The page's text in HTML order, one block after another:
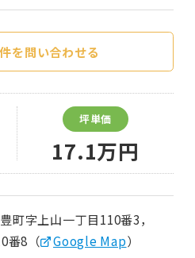
を問い合わせる
坪単価
17.1万円
町字上山一丁目110番3，
番8（
Google Map）